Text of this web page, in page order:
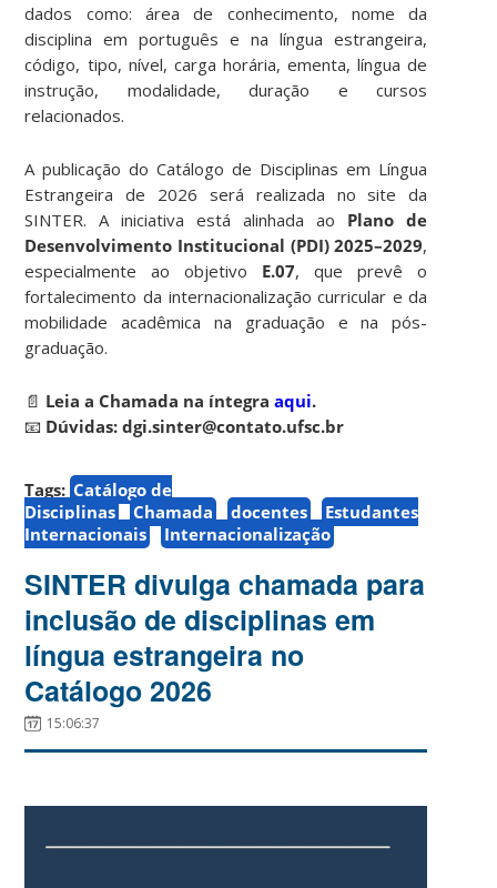
dados como: área de conhecimento, nome da
disciplina em português e na língua estrangeira,
código, tipo, nível, carga horária, ementa, língua de
instrução, modalidade, duração e cursos
relacionados.
A publicação do Catálogo de Disciplinas em Língua
Estrangeira de 2026 será realizada no site da
SINTER. A iniciativa está alinhada ao Plano de
Desenvolvimento Institucional (PDI) 2025–2029,
especialmente ao objetivo E.07, que prevê o
fortalecimento da internacionalização curricular e da
mobilidade acadêmica na graduação e na pós-
graduação.
📄 Leia a Chamada na íntegraaqui.
📧 Dúvidas: dgi.sinter@contato.ufsc.br
Tags: Catálogo de
Disciplinas
Chamada docentes
Estudantes
Internacionais
Internacionalização
SINTER divulga chamada para
inclusão de disciplinas em
língua estrangeira no
Catálogo 2026
15:06:37